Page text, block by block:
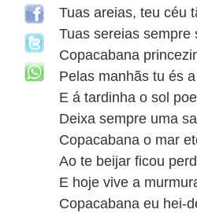
Tuas areias, teu céu
Tuas sereias sempre
Copacabana
Pelas manhãs tu és
E á tardinha o sol
Deixa sempre uma
Copacabana o mar
Ao te beijar ficou
E hoje vive a
Copacabana eu hei-